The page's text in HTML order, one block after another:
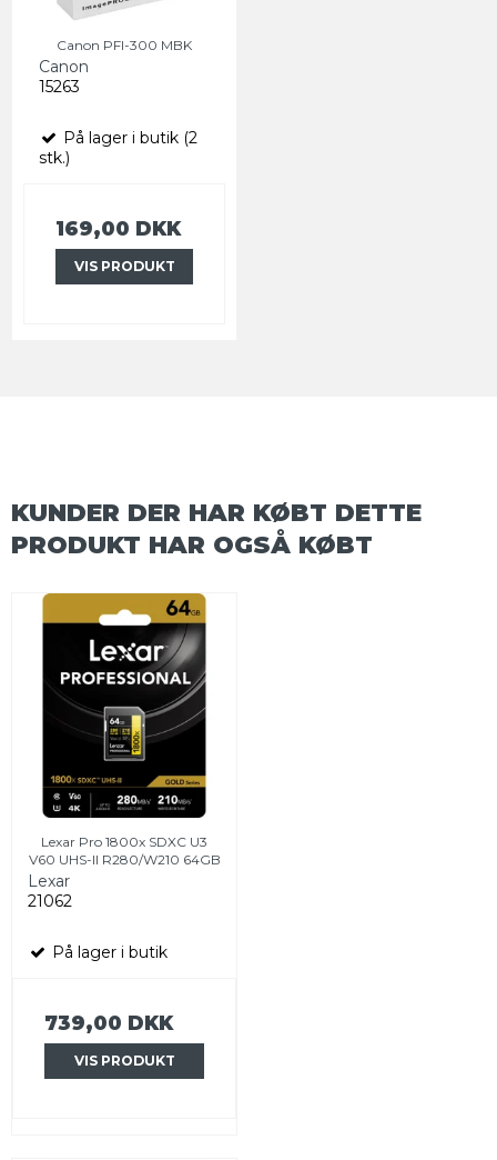
Canon PFI-300 MBK
Canon
15263
På lager i butik (2
stk.)
169,00 DKK
VIS PRODUKT
KUNDER DER HAR KØBT DETTE
PRODUKT HAR OGSÅ KØBT
Lexar Pro 1800x SDXC U3
V60 UHS-II R280/W210 64GB
Lexar
21062
På lager i butik
739,00 DKK
VIS PRODUKT